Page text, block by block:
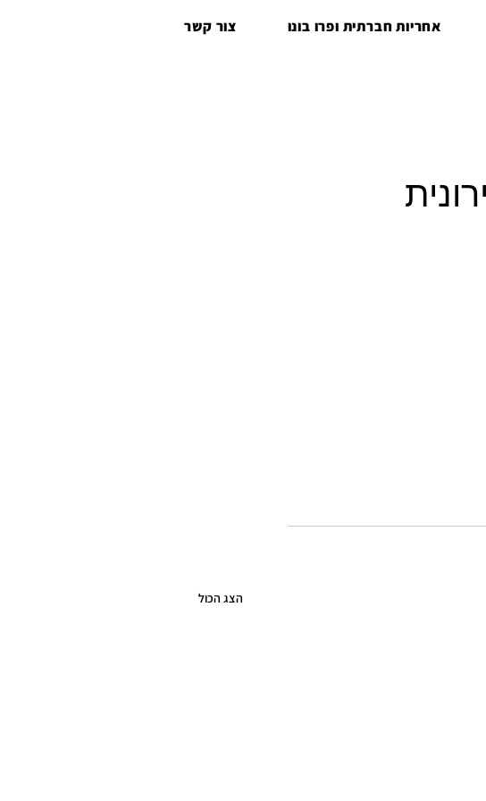
צור קשר אחריות חברתית ופרו בונו
הצג הכול